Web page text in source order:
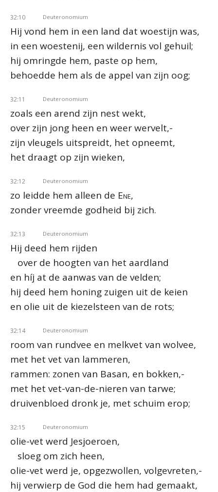
32:10 Deuteronomium
Hij vond hem in een land dat woestijn was,
in een woestenij, een wildernis vol gehuil;
hij omringde hem, paste op hem,
behoedde hem als de appel van zijn oog;
32:11 Deuteronomium
zoals een arend zijn nest wekt,
over zijn jong heen en weer wervelt,-
zijn vleugels uitspreidt, het opneemt,
het draagt op zijn wieken,
32:12 Deuteronomium
zo leidde hem alleen de Ene,
zonder vreemde godheid bij zich.
32:13 Deuteronomium
Hij deed hem rijden
over de hoogten van het aardland
en híj at de aanwas van de velden;
hij deed hem honing zuigen uit de keien
en olie uit de kiezelsteen van de rots;
32:14 Deuteronomium
room van rundvee en melkvet van wolvee,
met het vet van lammeren,
rammen: zonen van Basan, en bokken,-
met het vet-van-de-nieren van tarwe;
druivenbloed dronk je, met schuim erop;
32:15 Deuteronomium
olie-vet werd Jesjoeroen,
sloeg om zich heen,
olie-vet werd je, opgezwollen, volgevreten,-
hij verwierp de God die hem had gemaakt,